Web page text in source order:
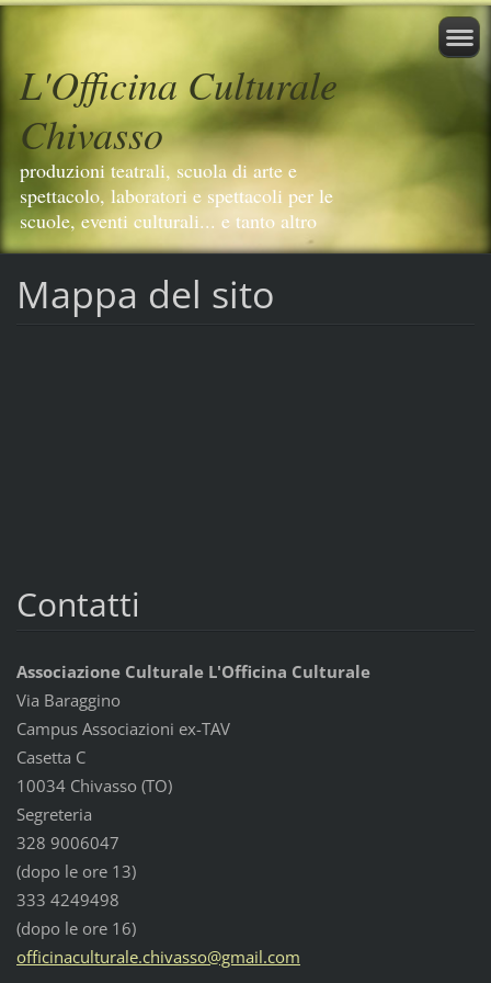
L'Officina Culturale
Chivasso
produzioni teatrali, scuola di arte e
spettacolo, laboratori e spettacoli per le
scuole, eventi culturali... e tanto altro
Mappa del sito
Contatti
Associazione Culturale L'Officina Culturale
Via Baraggino
Campus Associazioni ex-TAV
Casetta C
10034 Chivasso (TO)
Segreteria
328 9006047
(dopo le ore 13)
333 4249498
(dopo le ore 16)
officinaculturale.chivasso@gmail.com